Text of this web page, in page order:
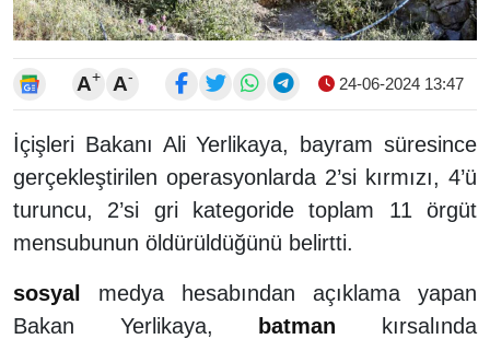
A+ A- 24-06-2024 13:47
İçişleri Bakanı Ali Yerlikaya, bayram süresince
gerçekleştirilen operasyonlarda 2’si kırmızı, 4’ü
turuncu, 2’si gri kategoride toplam 11 örgüt
mensubunun öldürüldüğünü belirtti.
sosyal
medya hesabından açıklama yapan
Bakan Yerlikaya,
batman kırsalında